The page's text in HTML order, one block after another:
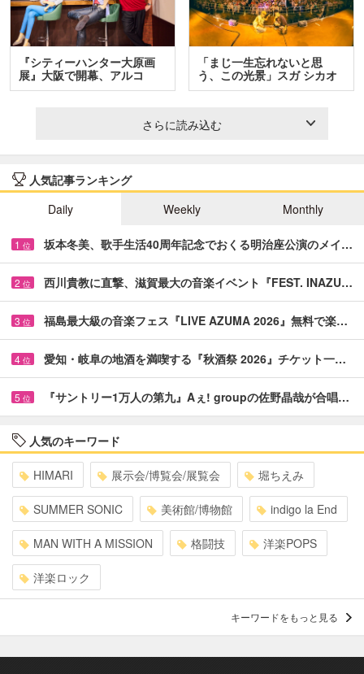
『シティーハンター大原画
展』大阪で開幕、アルコ
＆…
「まじ一生忘れないと思
う、この光景」スガ シカオ
と…
さらに読み込む
人気記事ランキング
Daily
Weekly Monthly
1 位 坂本冬美、歌手生活40周年記念でおくる明治座公演のメイ…
2 位 西川貴教に直撃、滋賀最大の音楽イベント『FEST. INAZU…
3 位 福島最大級の音楽フェス『LIVE AZUMA 2026』無料で楽…
4 位 愛知・岐阜の地酒を満喫する『秋酒祭 2026』チケット一…
5 位 『サントリー1万人の第九』Aぇ! groupの佐野晶哉が合唱…
人気のキーワード
HIMARI 展示会/博覧会/展覧会 堀ちえみ
SUMMER SONIC 美術館/博物館 indigo la End
MAN WITH A MISSION 格闘技 洋楽POPS
洋楽ロック
キーワードをもっと見る